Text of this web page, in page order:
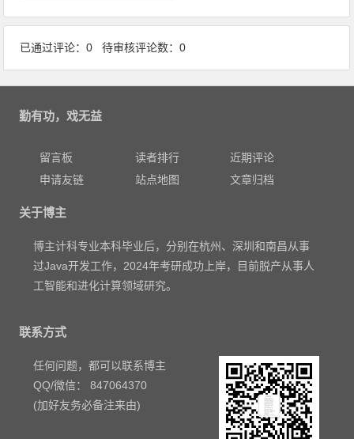
已通过评论：0 待审核评论数：0
勤有功，戏无益
留言板 读者排行
近期评论
申请友链
站点地图 文章归档
关于博主
博主计科专业本科毕业后，分别在杭州、深圳和南昌从事
过Java开发工作，2024年考研成功上岸，目前脱产从事人
工智能和进化计算领域研究。
联系方式
任何问题，都可以联系博主
QQ/微信： 847064370
(加好友务必备注来由)